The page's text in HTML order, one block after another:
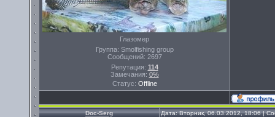
Глазомер
Группа: Smolfishing group
Сообщений: 2697
Репутация: 114
Замечания: 0%
Статус: Offline
Doc-Serg Дата: Вторник, 06.03.2012, 18:06 |